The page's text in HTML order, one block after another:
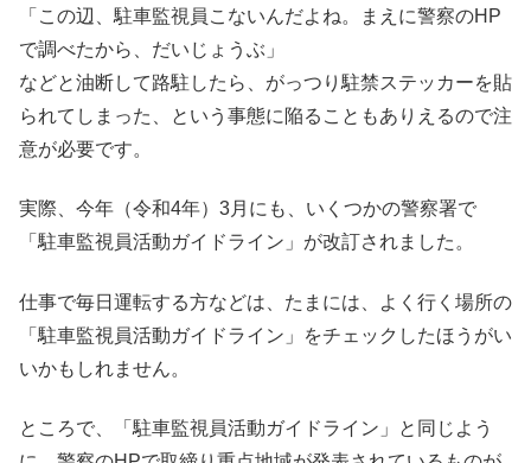
「この辺、駐車監視員こないんだよね。まえに警察のHP
で調べたから、だいじょうぶ」
などと油断して路駐したら、がっつり駐禁ステッカーを貼
られてしまった、という事態に陥ることもありえるので注
意が必要です。
実際、今年（令和4年）3月にも、いくつかの警察署で
「駐車監視員活動ガイドライン」が改訂されました。
仕事で毎日運転する方などは、たまには、よく行く場所の
「駐車監視員活動ガイドライン」をチェックしたほうがい
いかもしれません。
ところで、「駐車監視員活動ガイドライン」と同じよう